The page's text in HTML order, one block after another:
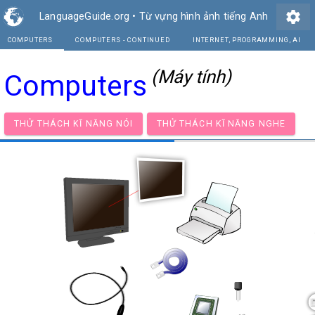
LanguageGuide.org • Từ vựng hình ảnh tiếng Anh settings
Computers (Máy tính)
THỬ THÁCH KĨ NĂNG NÓI THỬ THÁCH KĨ NĂNG